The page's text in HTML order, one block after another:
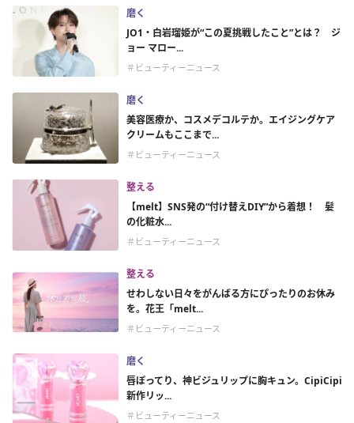
磨く
JO1・白岩瑠姫が“この夏挑戦したこと”とは？ ジ
ョー マロー...
＃ビューティーニュース
磨く
美容医療か、コスメデコルテか。エイジングケア
クリームもここまで...
＃ビューティーニュース
整える
【melt】SNS発の“付け替えDIY”から着想！ 髪
の化粧水...
＃ビューティーニュース
整える
せわしない日々をがんばる方にぴったりのお休み
を。花王「melt...
＃ビューティーニュース
磨く
唇ぽってり、神ビジュリップに胸キュン。CipiCipi
新作リッ...
＃ビューティーニュース